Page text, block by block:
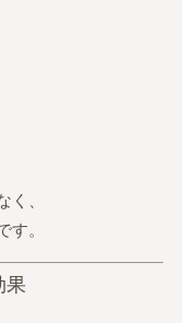
く、
す。
果